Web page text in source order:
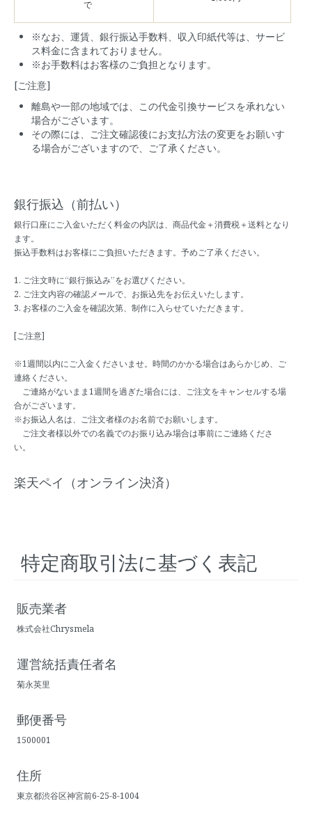
で
※なお、運賃、銀行振込手数料、収入印紙代等は、サービ
ス料金に含まれておりません。
※お手数料はお客様のご負担となります。
[ご注意]
離島や一部の地域では、この代金引換サービスを承れない
場合がございます。
その際には、ご注文確認後にお支払方法の変更をお願いす
る場合がございますので、ご了承ください。
銀行振込（前払い）
銀行口座にご入金いただく料金の内訳は、商品代金＋消費税＋送料となり
ます。
振込手数料はお客様にご負担いただきます。予めご了承ください。
1. ご注文時に“銀行振込み”をお選びください。
2. ご注文内容の確認メールで、お振込先をお伝えいたします。
3. お客様のご入金を確認次第、制作に入らせていただきます。
[ご注意]
※1週間以内にご入金くださいませ。時間のかかる場合はあらかじめ、ご
連絡ください。
ご連絡がないまま1週間を過ぎた場合には、ご注文をキャンセルする場
合がございます。
※お振込人名は、ご注文者様のお名前でお願いします。
ご注文者様以外での名義でのお振り込み場合は事前にご連絡くださ
い。
楽天ペイ（オンライン決済）
特定商取引法に基づく表記
販売業者
株式会社Chrysmela
運営統括責任者名
菊永英里
郵便番号
1500001
住所
東京都渋谷区神宮前6-25-8-1004